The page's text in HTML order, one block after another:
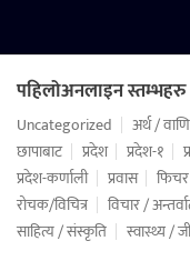
पहिलोअनलाइन स्तम्भहरु
Uncategorized अर्थ /
छापाबाट
प्रदेश प्रदेश-१
प्रदेश-कर्णाली
प्रवास फिचर
रोचक/विचित्र
विचार /
साहित्य / संस्कृति
स्वास्थ्य /